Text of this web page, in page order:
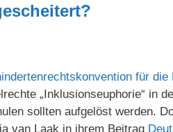
für
„Inklusionseuphorie“ in
sollten aufgelöst werden.
van Laak in ihrem Beitrag